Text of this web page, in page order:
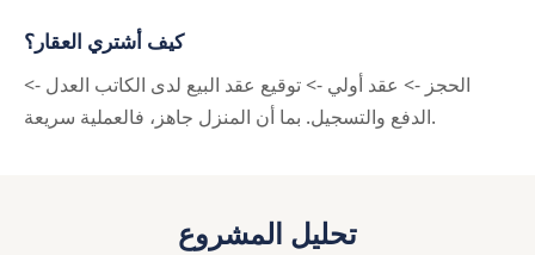
كيف أشتري العقار؟
الحجز -> عقد أولي -> توقيع عقد البيع لدى الكاتب العدل ->
الدفع والتسجيل. بما أن المنزل جاهز، فالعملية سريعة.
تحليل المشروع